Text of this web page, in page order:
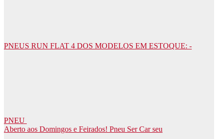
PNEUS RUN FLAT 4 DOS MODELOS EM ESTOQUE: -
PNEU
Aberto aos Domingos e Feirados! Pneu Ser Car seu